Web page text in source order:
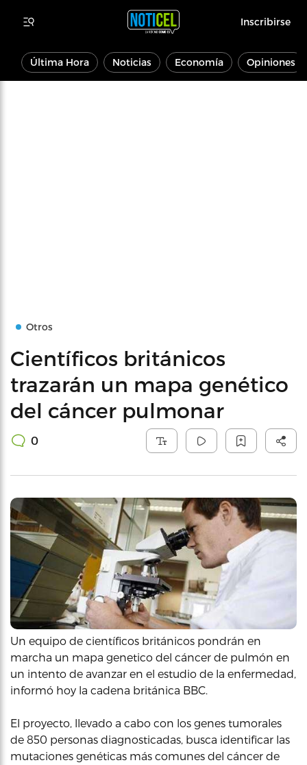
Inscribirse
Última Hora Noticias Economía Opiniones
Otros
Científicos británicos
trazarán un mapa genético
del cáncer pulmonar
0
Un equipo de científicos británicos pondrán en
marcha un mapa genetico del cáncer de pulmón en
un intento de avanzar en el estudio de la enfermedad,
informó hoy la cadena británica BBC.
El proyecto, llevado a cabo con los genes tumorales
de 850 personas diagnosticadas, busca identificar las
mutaciones genéticas más comunes del cáncer de